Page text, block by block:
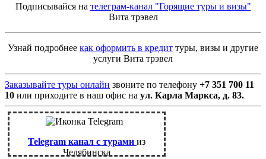
Подписывайся на телеграм-канал "Горящие туры и визы"
Вита трэвел
Узнай подробнее как оформить в кредит туры, визы и другие
услуги Вита трэвел
Заказывайте туры онлайн звоните по телефону +7 351 700 11
10 или приходите в наш офис на ул. Карла Маркса, д. 83.
Telegram канал с турами из
Челябинска